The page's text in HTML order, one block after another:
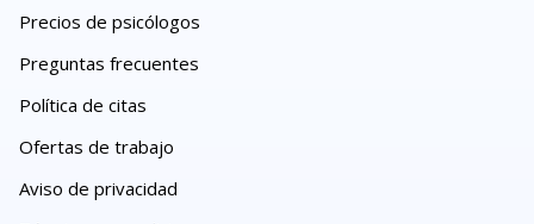
Precios de psicólogos
Preguntas frecuentes
Política de citas
Ofertas de trabajo
Aviso de privacidad